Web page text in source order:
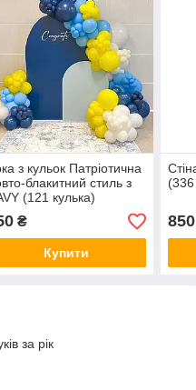
з кульок Патріотична
блакитний стиль з
(121 кулька)
₴
Купити
(336
850
за рік